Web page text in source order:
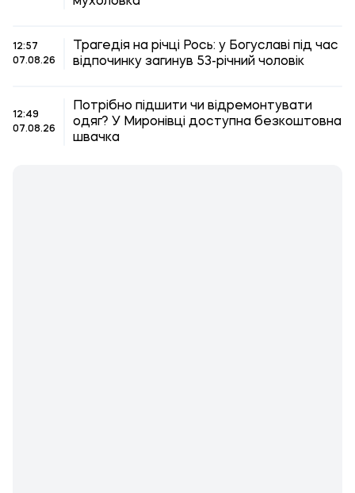
12:57
07.08.26
Трагедія на річці Рось: у Богуславі під час
відпочинку загинув 53-річний чоловік
12:49
07.08.26
Потрібно підшити чи відремонтувати
одяг? У Миронівці доступна безкоштовна
швачка